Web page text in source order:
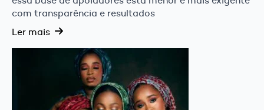
com transparência e resultados
Ler mais